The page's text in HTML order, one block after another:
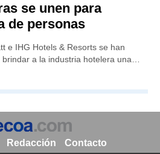
se unen para
de personas
e IHG Hotels & Resorts se han
brindar a la industria hotelera una…
Redacción Contacto